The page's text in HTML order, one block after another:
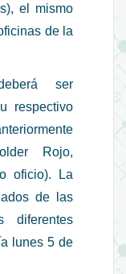
el mismo
de la
ser
respectivo
Rojo,
oficio). La
de las
diferentes
lunes 5 de